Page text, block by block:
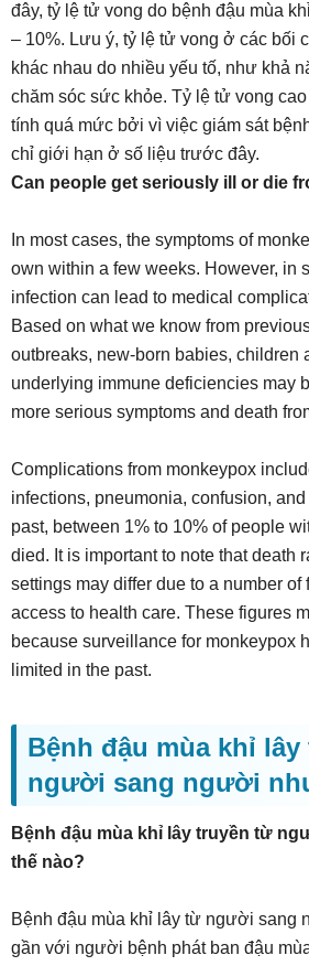
đây, tỷ lệ tử vong do bệnh đậu mùa
– 10%. Lưu ý, tỷ lệ tử vong ở các bối
khác nhau do nhiều yếu tố, như khả
chăm sóc sức khỏe. Tỷ lệ tử vong
tính quá mức bởi vì việc giám sát
chỉ giới hạn ở số liệu trước đây.
Can people get seriously ill or die
In most cases, the symptoms of
own within a few weeks. However, in
infection can lead to medical
Based on what we know from
outbreaks, new-born babies, children
underlying immune deficiencies may
more serious symptoms and death
Complications from monkeypox
infections, pneumonia, confusion,
past, between 1% to 10% of people
died. It is important to note that death
settings may differ due to a number of
access to health care. These figures
because surveillance for monkeypox
limited in the past.
Bệnh đậu mùa khỉ
người sang người
Bệnh đậu mùa khỉ lây truyền từ
thế nào?
Bệnh đậu mùa khỉ lây từ người sang
gần với người bệnh phát ban đậu